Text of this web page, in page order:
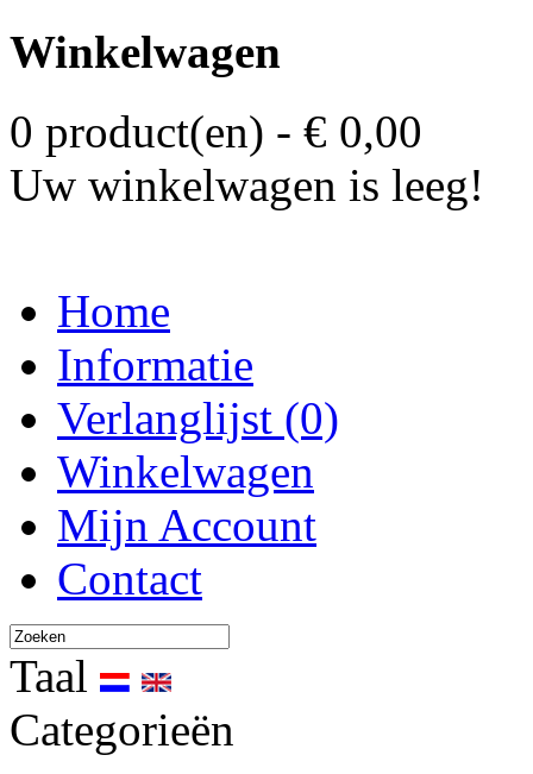
Winkelwagen
0 product(en) - € 0,00
Uw winkelwagen is leeg!
Home
Informatie
Verlanglijst (0)
Winkelwagen
Mijn Account
Contact
Taal
Categorieën